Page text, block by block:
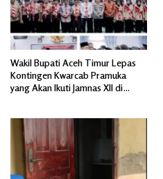
Wakil Bupati Aceh Timur Lepas
Kontingen Kwarcab Pramuka
yang Akan Ikuti Jamnas XII di